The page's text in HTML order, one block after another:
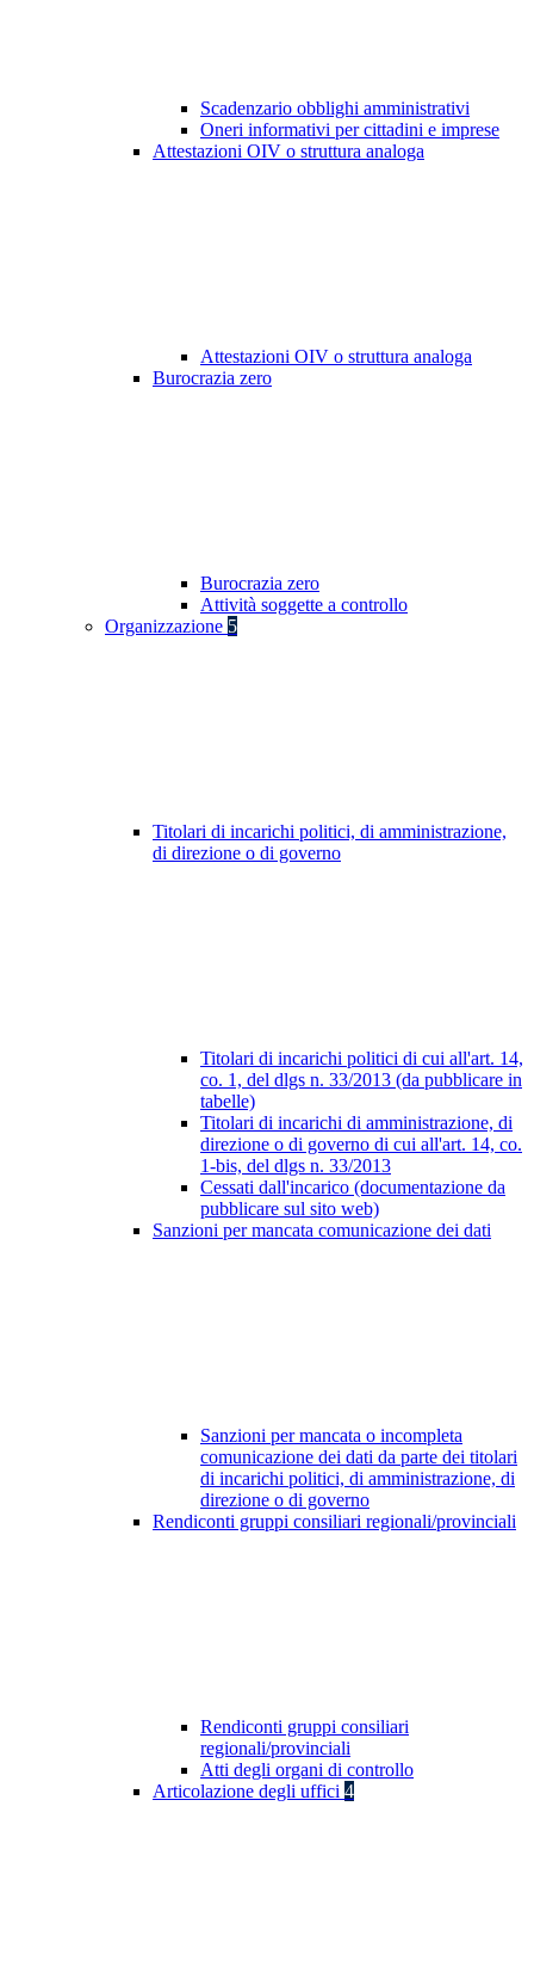
Scadenzario obblighi amministrativi
Oneri informativi per cittadini e imprese
Attestazioni OIV o struttura analoga
Attestazioni OIV o struttura analoga
Burocrazia zero
Burocrazia zero
Attività soggette a controllo
Organizzazione 5
Titolari di incarichi politici, di amministrazione,
di direzione o di governo
Titolari di incarichi politici di cui all'art. 14,
co. 1, del dlgs n. 33/2013 (da pubblicare in
tabelle)
Titolari di incarichi di amministrazione, di
direzione o di governo di cui all'art. 14, co.
1-bis, del dlgs n. 33/2013
Cessati dall'incarico (documentazione da
pubblicare sul sito web)
Sanzioni per mancata comunicazione dei dati
Sanzioni per mancata o incompleta
comunicazione dei dati da parte dei titolari
di incarichi politici, di amministrazione, di
direzione o di governo
Rendiconti gruppi consiliari regionali/provinciali
Rendiconti gruppi consiliari
regionali/provinciali
Atti degli organi di controllo
Articolazione degli uffici 4